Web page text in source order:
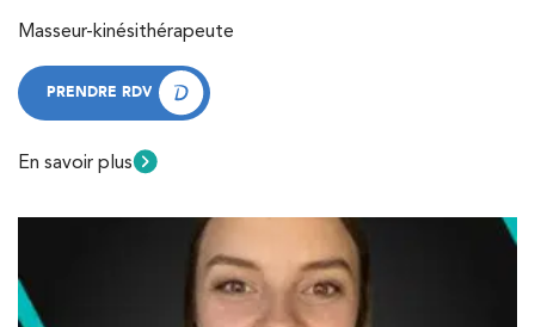
Masseur-kinésithérapeute
PRENDRE RDV
En savoir plus